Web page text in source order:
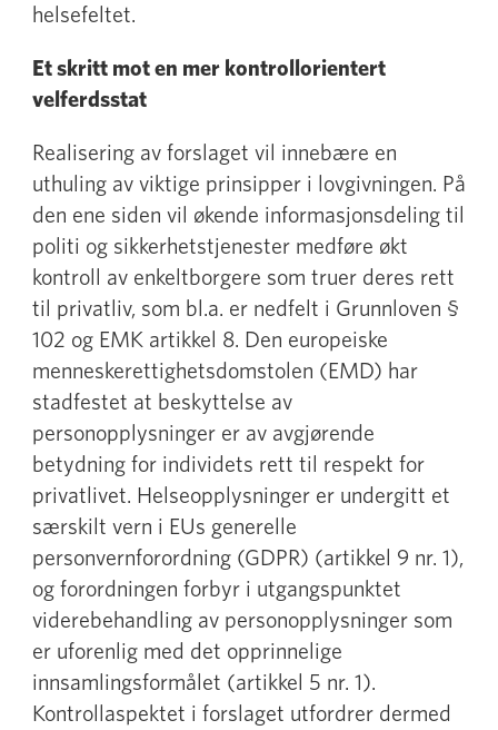
helsefeltet.
Et skritt mot en mer kontrollorientert
velferdsstat
Realisering av forslaget vil innebære en
uthuling av viktige prinsipper i lovgivningen. På
den ene siden vil økende informasjonsdeling til
politi og sikkerhetstjenester medføre økt
kontroll av enkeltborgere som truer deres rett
til privatliv, som bl.a. er nedfelt i Grunnloven §
102 og EMK artikkel 8. Den europeiske
menneskerettighetsdomstolen (EMD) har
stadfestet at beskyttelse av
personopplysninger er av avgjørende
betydning for individets rett til respekt for
privatlivet. Helseopplysninger er undergitt et
særskilt vern i EUs generelle
personvernforordning (GDPR) (artikkel 9 nr. 1),
og forordningen forbyr i utgangspunktet
viderebehandling av personopplysninger som
er uforenlig med det opprinnelige
innsamlingsformålet (artikkel 5 nr. 1).
Kontrollaspektet i forslaget utfordrer dermed